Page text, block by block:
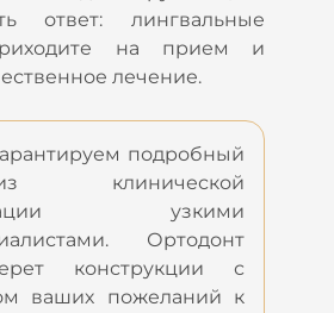
ответ: лингвальные
на прием и
лечение.
подробный
клинической
узкими
Ортодонт
конструкции с
ваших пожеланий к